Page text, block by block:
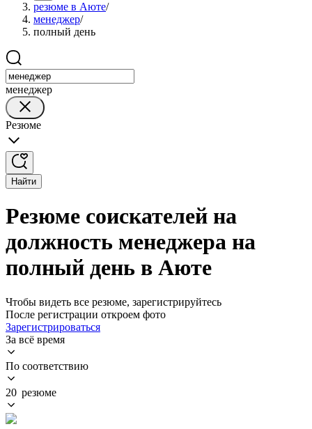
резюме в Аюте/
менеджер/
полный день
менеджер
Резюме
Найти
Резюме соискателей на
должность менеджера на
полный день в Аюте
Чтобы видеть все резюме, зарегистрируйтесь
После регистрации откроем фото
Зарегистрироваться
За всё время
По соответствию
20 резюме